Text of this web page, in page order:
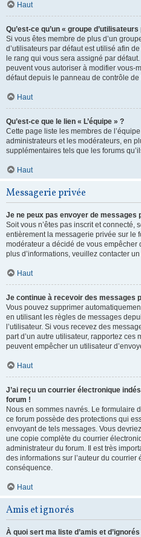
Haut
Qu’est-ce qu’un « groupe
Si vous êtes membre de plus d’un
d’utilisateurs par défaut est utilisé afin
le rang qui vous sera assigné par
peuvent vous autoriser à modifier vous-
défaut depuis le panneau de contrôle de
Haut
Qu’est-ce que le lien « L’équipe » ?
Cette page liste les membres de
administrateurs et les modérateurs, en
supplémentaires tels que les forums
Haut
Messagerie privée
Je ne peux pas envoyer de messages
Soit vous n’êtes pas inscrit et connecté,
entièrement la messagerie privée sur le
modérateur a décidé de vous empêcher
plus d’informations, veuillez contacter
Haut
Je continue à recevoir des messages
Vous pouvez supprimer
en utilisant les règles de messages
l’utilisateur. Si vous recevez des
part d’un autre utilisateur, rapportez ces
peuvent empêcher un utilisateur
Haut
J’ai reçu un courrier électronique
forum !
Nous en sommes navrés. Le formulaire
ce forum possède des protections qui
envoyant de tels messages. Vous
une copie complète du courrier
administrateur du forum. Il est très
des informations sur l’auteur du
conséquence.
Haut
Amis et ignorés
À quoi sert ma liste d’amis et d’ignorés